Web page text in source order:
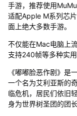
手游，推荐使用
适配Apple M系列芯
面上绝大多数手游。
不仅能在Mac电脑上
支持240帧等多种实用
《嘟嘟脸恶作剧》是
一个名为艾利亚斯的
临危机，居民们依旧
身为世界树圣团的团